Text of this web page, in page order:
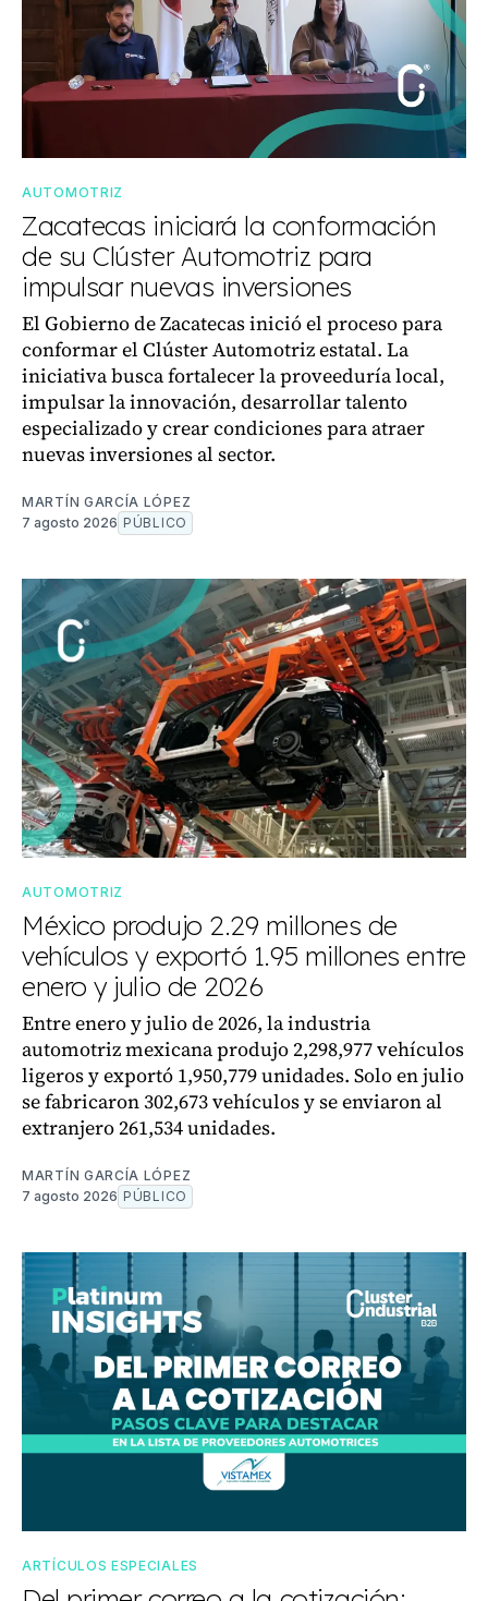
AUTOMOTRIZ
Zacatecas iniciará la conformación
de su Clúster Automotriz para
impulsar nuevas inversiones
El Gobierno de Zacatecas inició el proceso para
conformar el Clúster Automotriz estatal. La
iniciativa busca fortalecer la proveeduría local,
impulsar la innovación, desarrollar talento
especializado y crear condiciones para atraer
nuevas inversiones al sector.
MARTÍN GARCÍA LÓPEZ
7 agosto 2026 PÚBLICO
AUTOMOTRIZ
México produjo 2.29 millones de
vehículos y exportó 1.95 millones entre
enero y julio de 2026
Entre enero y julio de 2026, la industria
automotriz mexicana produjo 2,298,977 vehículos
ligeros y exportó 1,950,779 unidades. Solo en julio
se fabricaron 302,673 vehículos y se enviaron al
extranjero 261,534 unidades.
MARTÍN GARCÍA LÓPEZ
7 agosto 2026 PÚBLICO
ARTÍCULOS ESPECIALES